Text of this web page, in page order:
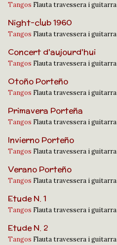
Tangos Flauta travessera i guitarra
Night-club 1960
Tangos Flauta travessera i guitarra
Concert d'aujourd'hui
Tangos Flauta travessera i guitarra
Otoño Porteño
Tangos Flauta travessera i guitarra
Primavera Porteña
Tangos Flauta travessera i guitarra
Invierno Porteño
Tangos Flauta travessera i guitarra
Verano Porteño
Tangos Flauta travessera i guitarra
Etude N. 1
Tangos Flauta travessera i guitarra
Etude N. 2
Tangos Flauta travessera i guitarra